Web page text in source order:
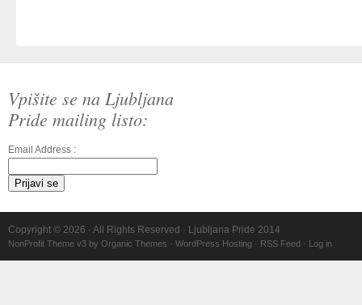
Vpišite se na Ljubljana
Pride mailing listo:
Email Address :
Copyright © 2026 · All Rights Reserved · Ljubljana Pride 2014
NonProfit Theme v3 by Organic Themes · WordPress Hosting · RSS Feed · Log in